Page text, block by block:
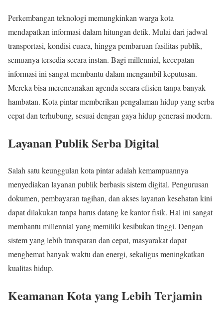
Perkembangan teknologi memungkinkan warga kota
mendapatkan informasi dalam hitungan detik. Mulai dari jadwal
transportasi, kondisi cuaca, hingga pembaruan fasilitas publik,
semuanya tersedia secara instan. Bagi millennial, kecepatan
informasi ini sangat membantu dalam mengambil keputusan.
Mereka bisa merencanakan agenda secara efisien tanpa banyak
hambatan. Kota pintar memberikan pengalaman hidup yang serba
cepat dan terhubung, sesuai dengan gaya hidup generasi modern.
Layanan Publik Serba Digital
Salah satu keunggulan kota pintar adalah kemampuannya
menyediakan layanan publik berbasis sistem digital. Pengurusan
dokumen, pembayaran tagihan, dan akses layanan kesehatan kini
dapat dilakukan tanpa harus datang ke kantor fisik. Hal ini sangat
membantu millennial yang memiliki kesibukan tinggi. Dengan
sistem yang lebih transparan dan cepat, masyarakat dapat
menghemat banyak waktu dan energi, sekaligus meningkatkan
kualitas hidup.
Keamanan Kota yang Lebih Terjamin